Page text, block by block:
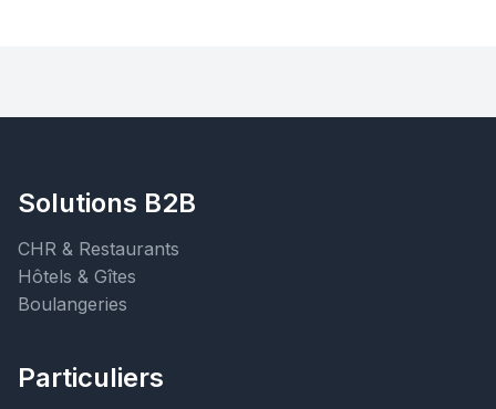
Solutions B2B
CHR & Restaurants
Hôtels & Gîtes
Boulangeries
Particuliers